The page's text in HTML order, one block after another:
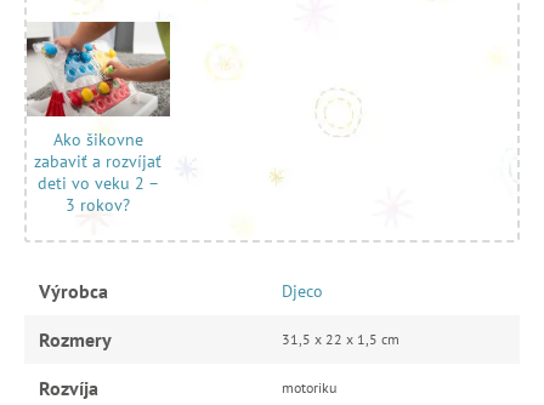
Ako šikovne
zabaviť a rozvíjať
deti vo veku 2 –
3 rokov?
Výrobca Djeco
Rozmery 31,5 x 22 x 1,5 cm
Rozvíja motoriku